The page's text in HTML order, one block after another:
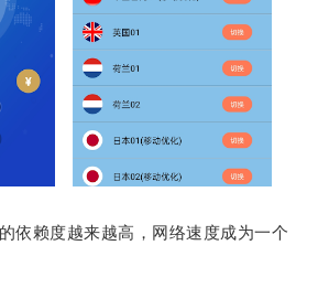
赖度越来越高，网络速度成为一个